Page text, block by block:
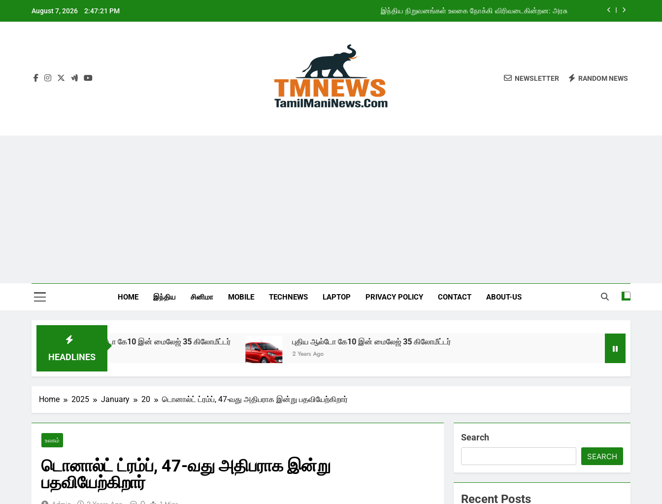
August 7, 2026 2:47:21 PM இந்திய நிறுவனங்கள் உலகை நோக்கி விரிவடைகின்றன: அரசு
11ஆம் வகுப்பு மாணவர்களுக்கு இலவச சைக்கிள்
இந்திய நிறுவனங்கள் உலகை நோக்கி விரிவடைகின்றன: அரசு
NEWSLETTER RANDOM NEWS
HOME இந்திய சினிமா MOBILE TECHNEWS LAPTOP PRIVACY POLICY CONTACT ABOUT-US
HEADLINES
புதிய ஆல்டோ கே10 இன் மைலேஜ் 35 கிலோமீட்டர்
2 Years Ago
புதிய ஆல்டோ கே10 இன் மைலேஜ் 35 கிலோமீட்டர்
2 Years Ago
Home 2025 January 20 டொனால்ட் ட்ரம்ப், 47-வது அதிபராக இன்று பதவியேற்கிறார்
உலகம்
டொனால்ட் ட்ரம்ப், 47-வது அதிபராக இன்று
பதவியேற்கிறார்
Search
SEARCH
Recent Posts